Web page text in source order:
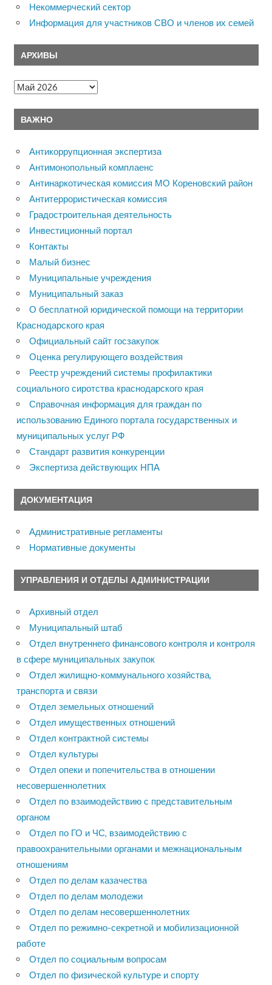
Некоммерческий сектор
Информация для участников СВО и членов их семей
АРХИВЫ
Архивы
ВАЖНО
Антикоррупционная экспертиза
Антимонопольный комплаенс
Антинаркотическая комиссия МО Кореновский район
Антитеррористическая комиссия
Градостроительная деятельность
Инвестиционный портал
Контакты
Малый бизнес
Муниципальные учреждения
Муниципальный заказ
О бесплатной юридической помощи на территории
Краснодарского края
Официальный сайт госзакупок
Оценка регулирующего воздействия
Реестр учреждений системы профилактики
социального сиротства краснодарского края
Справочная информация для граждан по
использованию Единого портала государственных и
муниципальных услуг РФ
Стандарт развития конкуренции
Экспертиза действующих НПА
ДОКУМЕНТАЦИЯ
Административные регламенты
Нормативные документы
УПРАВЛЕНИЯ И ОТДЕЛЫ АДМИНИСТРАЦИИ
Архивный отдел
Муниципальный штаб
Отдел внутреннего финансового контроля и контроля
в сфере муниципальных закупок
Отдел жилищно-коммунального хозяйства,
транспорта и связи
Отдел земельных отношений
Отдел имущественных отношений
Отдел контрактной системы
Отдел культуры
Отдел опеки и попечительства в отношении
несовершеннолетних
Отдел по взаимодействию с представительным
органом
Отдел по ГО и ЧС, взаимодействию с
правоохранительными органами и межнациональным
отношениям
Отдел по делам казачества
Отдел по делам молодежи
Отдел по делам несовершеннолетних
Отдел по режимно-секретной и мобилизационной
работе
Отдел по социальным вопросам
Отдел по физической культуре и спорту